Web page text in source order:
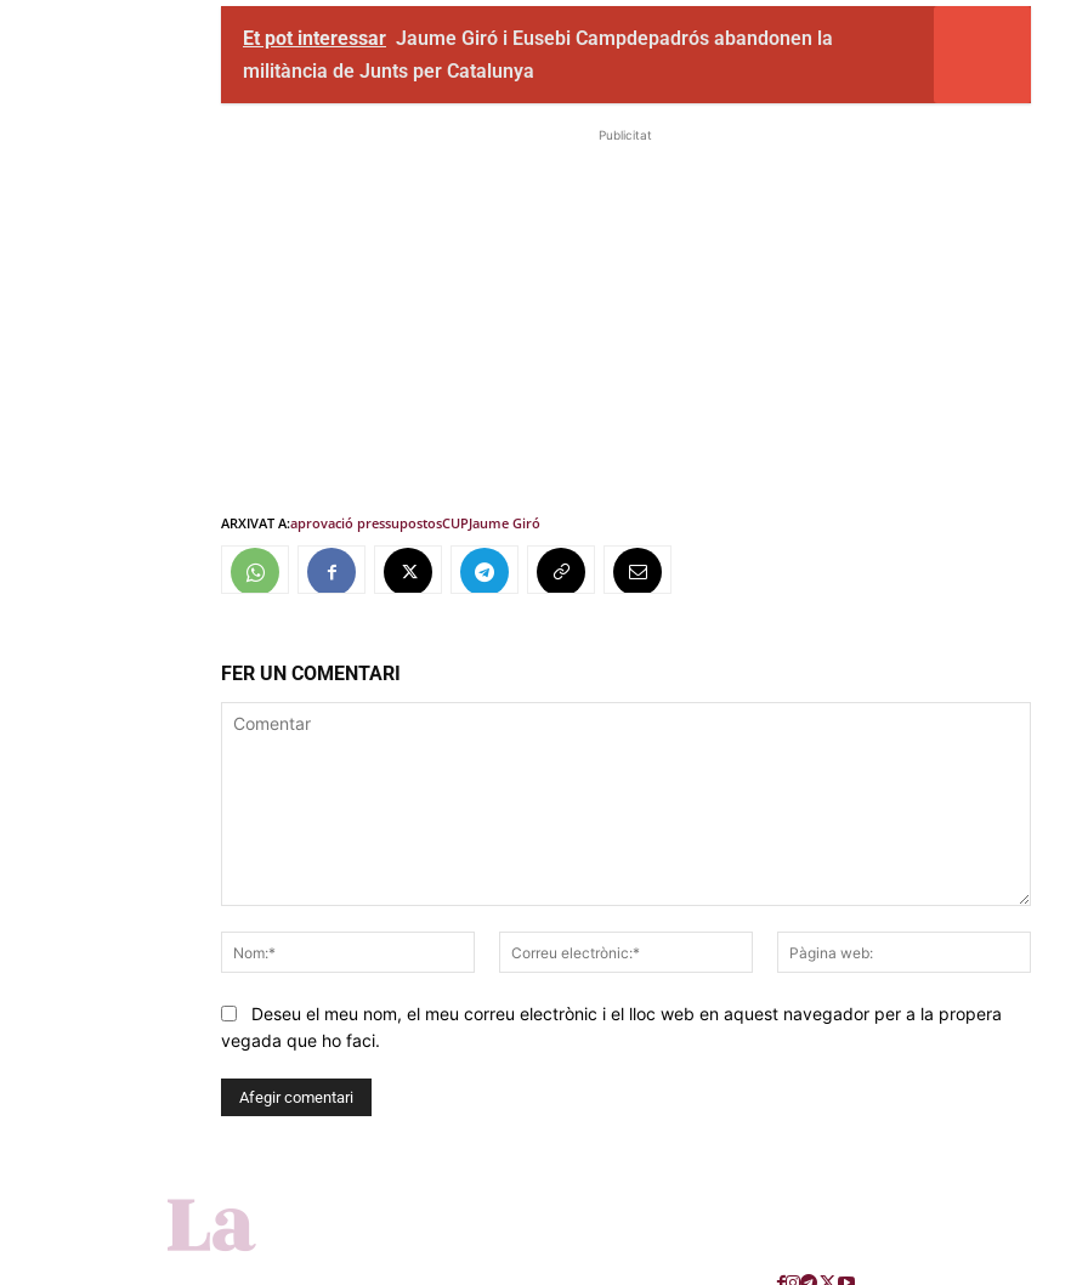
Et pot interessar Jaume Giró i Eusebi Campdepadrós abandonen la
militància de Junts per Catalunya
Publicitat
ARXIVAT A:aprovació pressupostosCUPJaume Giró
FER UN COMENTARI
Nom:*
Correu
electrònic:*
web:
Deseu el meu nom, el meu correu electrònic i el lloc web en aquest navegador per a la propera
vegada que ho faci.